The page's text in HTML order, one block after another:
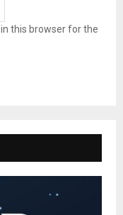
this browser for the